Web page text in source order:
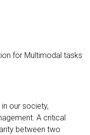
for Multimodal tasks
our society,
A critical
between two